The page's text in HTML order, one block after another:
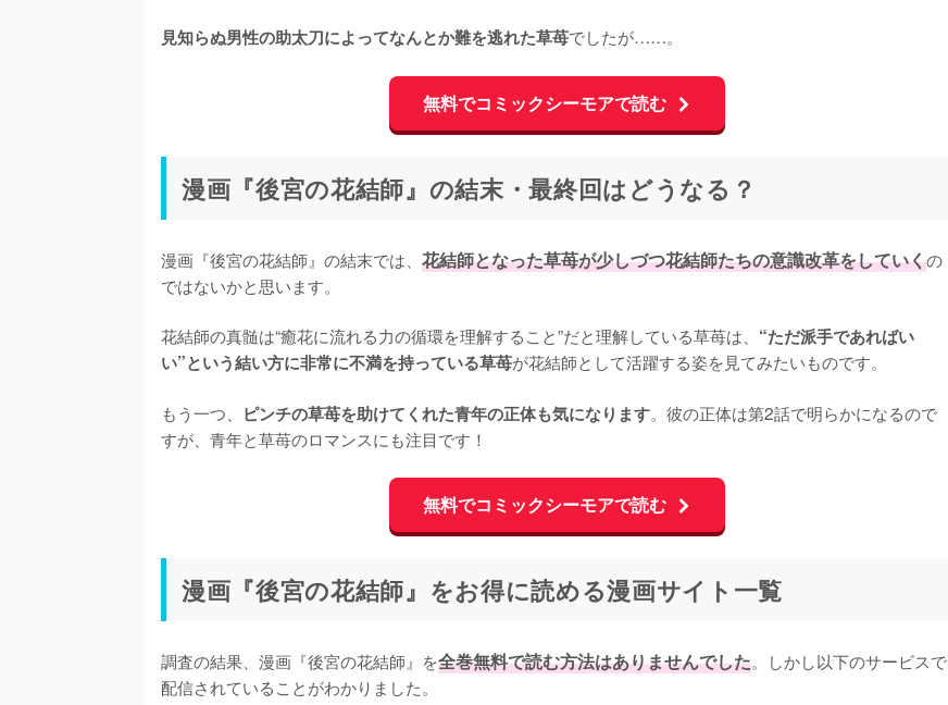
見知らぬ男性の助太刀によってなんとか難を逃れた草苺でしたが……。
無料でコミックシーモアで読む
漫画『後宮の花結師』の結末・最終回はどうなる？
漫画『後宮の花結師』の結末では、 花結師となった草苺が少しづつ花結師たちの意識改革をしていくの
ではないかと思います。
花結師の真髄は“癒花に流れる力の循環を理解すること”だと理解している草苺は、 “ただ派手であればい
い”という結い方に非常に不満を持っている草苺が花結師として活躍する姿を見てみたいものです。
もう一つ、 ピンチの草苺を助けてくれた青年の正体も気になります。彼の正体は第2話で明らかになるので
すが、青年と草苺のロマンスにも注目です！
無料でコミックシーモアで読む
漫画『後宮の花結師』をお得に読める漫画サイト一覧
調査の結果、漫画『後宮の花結師』を全巻無料で読む方法はありませんでした。しかし以下のサービスで
配信されていることがわかりました。